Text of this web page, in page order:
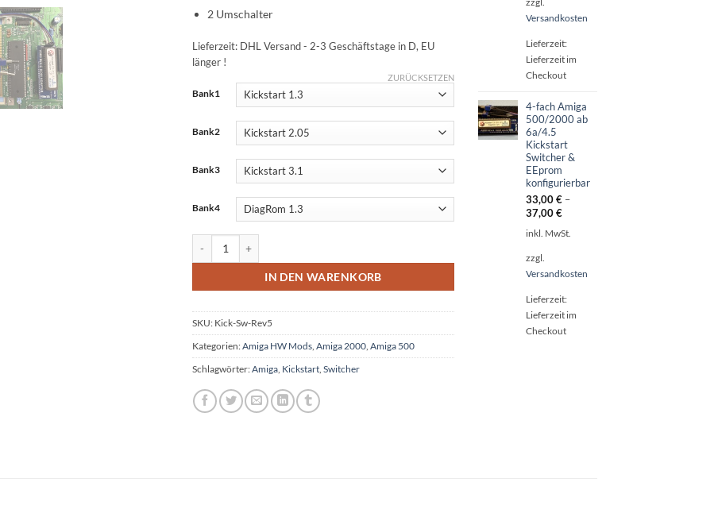
2 Umschalter
Lieferzeit: DHL Versand - 2-3 Geschäftstage in D, EU
länger !
Bank1
Bank2
Bank3
Bank4
ZURÜCKSETZEN
IN DEN WARENKORB
Alternative:
SKU: Kick-Sw-Rev5
Kategorien:Amiga HW Mods Amiga 2000 Amiga 500
Schlagwörter:Amiga Kickstart Switcher
Versandkosten
Lieferzeit:
Lieferzeit im
Checkout
4-fach Amiga
500/2000 ab
6a/4.5
Kickstart
Switcher &
EEprom
konfigurierbar
33,00€ –
37,00€
inkl. MwSt.
zzgl.
Versandkosten
Lieferzeit:
Lieferzeit im
Checkout